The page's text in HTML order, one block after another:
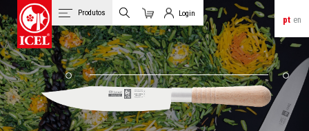
pt en
Produtos
Carrinho
Login
Login de Clientes